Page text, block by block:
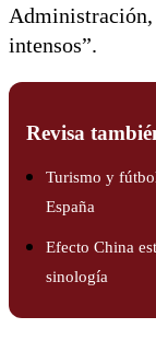
Administración,
intensos”.
Revisa
Turismo y
España
Efecto China
sinología